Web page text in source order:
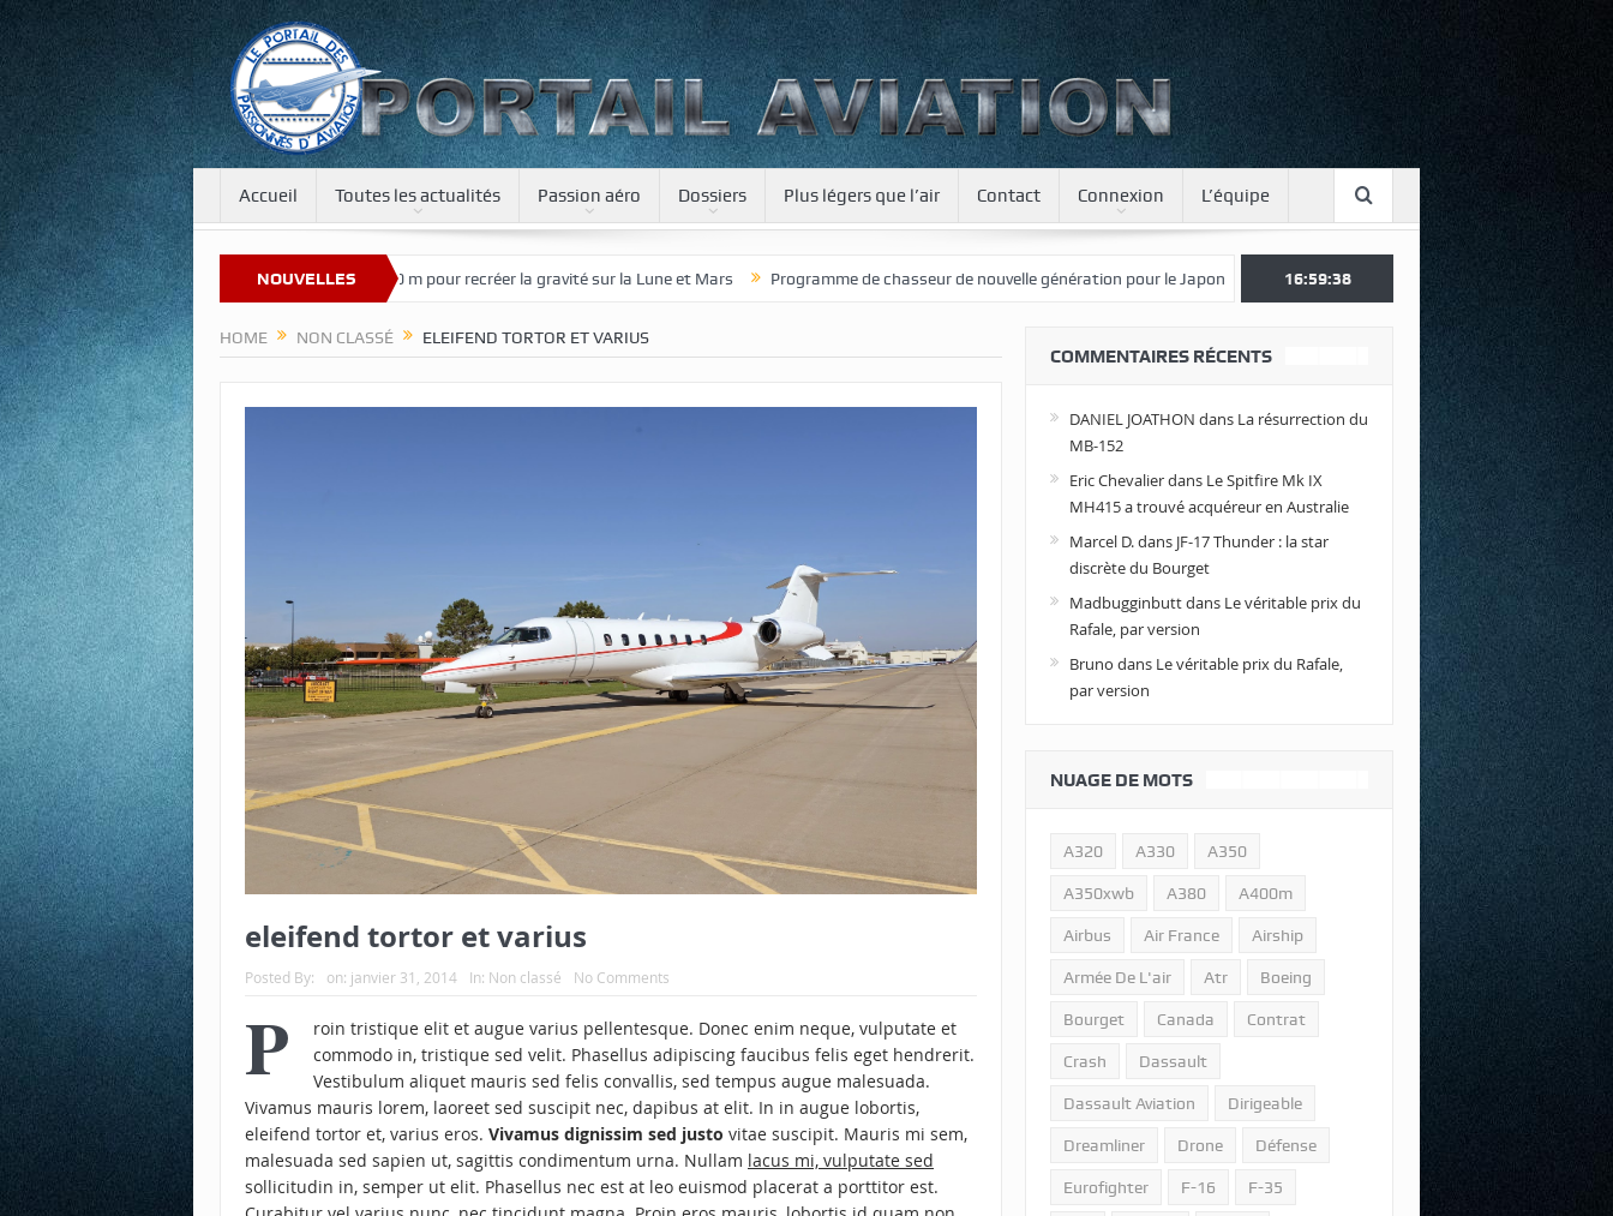
Accueil Toutes les actualités Passion aéro Dossiers Plus légers que l’air Contact Connexion L’équipe
NOUVELLES
notre nouveau site Une tour de 400 m pour recréer la gravité sur la Lune et Mars Programme de chasseur de nouvelle génération pour le Japon Une journée spotter à Luxeuil Envolez-vous avec Air
16:59:40
HOME NON CLASSÉ ELEIFEND TORTOR ET VARIUS
eleifend tortor et varius
Posted By: on: janvier 31, 2014 In: Non classé No Comments
P
roin tristique elit et augue varius pellentesque. Donec enim neque, vulputate et
commodo in, tristique sed velit. Phasellus adipiscing faucibus felis eget hendrerit.
Vestibulum aliquet mauris sed felis convallis, sed tempus augue malesuada.
Vivamus mauris lorem, laoreet sed suscipit nec, dapibus at elit. In in augue lobortis,
eleifend tortor et, varius eros. Vivamus dignissim sed justo vitae suscipit. Mauris mi sem,
malesuada sed sapien ut, sagittis condimentum urna. Nullam lacus mi, vulputate sed
sollicitudin in, semper ut elit. Phasellus nec est at leo euismod placerat a porttitor est.
COMMENTAIRES RÉCENTS
DANIEL JOATHON dans La résurrection du
MB-152
Eric Chevalierdans Le Spitfire Mk IX
MH415 a trouvé acquéreur en Australie
Marcel D.dans JF-17 Thunder : la star
discrète du Bourget
Madbugginbuttdans Le véritable prix du
Rafale, par version
Bruno dans Le véritable prix du Rafale,
par version
NUAGE DE MOTS
A320 A330 A350
A350xwb A380 A400m
Airbus Air France Airship
Armée De L'air Atr Boeing
Bourget Canada Contrat
Crash Dassault
Dassault Aviation Dirigeable
Dreamliner Drone Défense
Eurofighter F-16 F-35